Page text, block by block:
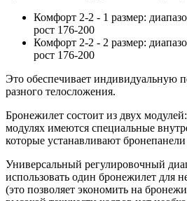
Комфорт 2-2 - 1 размер:
рост 176-200
Комфорт 2-2 - 2 размер:
рост 176-200
Это обеспечивает индивидуальную
разного телосложения.
Бронежилет состоит из двух
модулях имеются специальные
которые устанавливают
Универсальный регулировочный
использовать один бронежилет для
(это позволяет экономить на